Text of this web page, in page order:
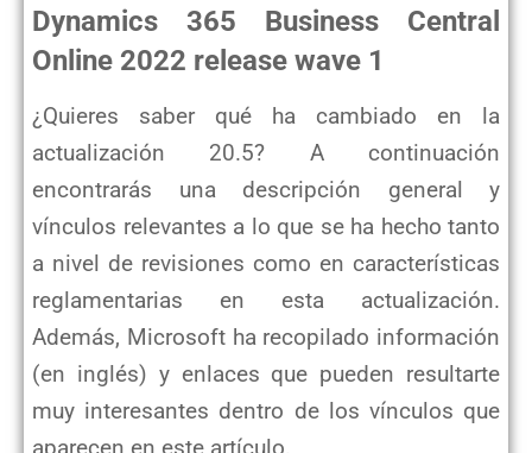
Dynamics 365 Business Central
Online 2022 release wave 1
¿Quieres saber qué ha cambiado en la
actualización 20.5? A continuación
encontrarás una descripción general y
vínculos relevantes a lo que se ha hecho tanto
a nivel de revisiones como en características
reglamentarias en esta actualización.
Además, Microsoft ha recopilado información
(en inglés) y enlaces que pueden resultarte
muy interesantes dentro de los vínculos que